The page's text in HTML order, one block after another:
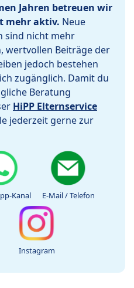
Jahren betreuen wir
mehr aktiv. Neue
sind nicht mehr
wertvollen Beiträge der
jedoch bestehen
zugänglich. Damit du
Beratung
HiPP Elternservice
jederzeit gerne zur
Kanal E-Mail / Telefon
Instagram